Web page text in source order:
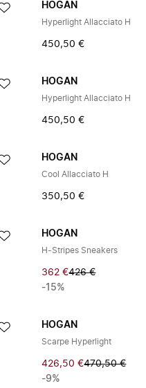
HOGAN
Hyperlight Allacciato H
450,50 €
HOGAN
Hyperlight Allacciato H
450,50 €
HOGAN
Cool Allacciato H
350,50 €
HOGAN
H-Stripes Sneakers
362 €426 €
-15%
HOGAN
Scarpe Hyperlight
426,50 €470,50 €
-9%